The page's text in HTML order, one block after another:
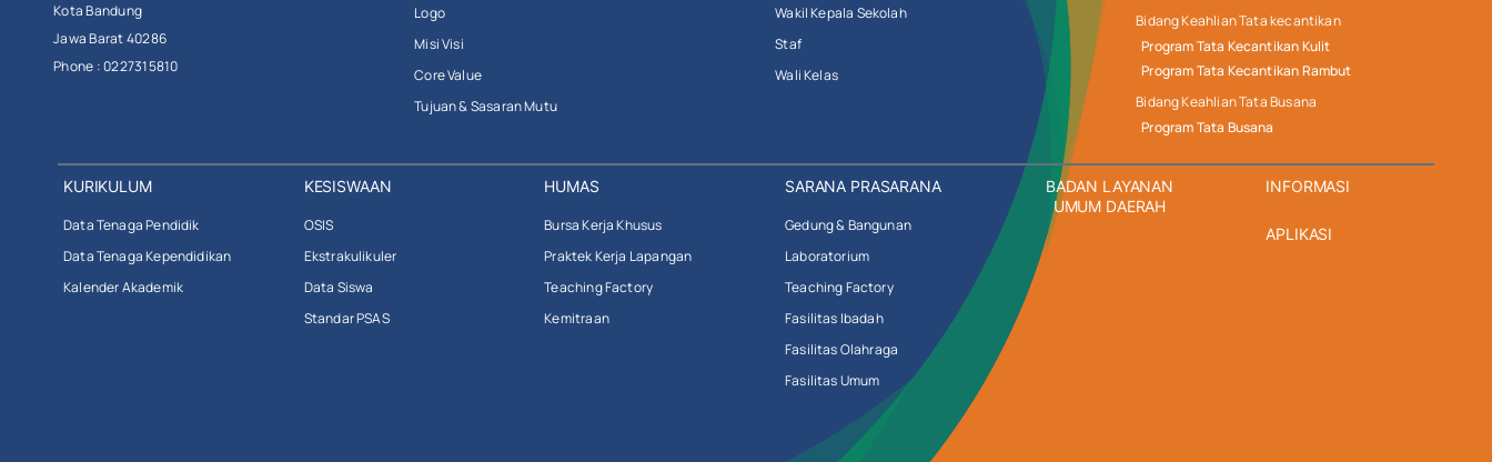
Kota Bandung
Jawa Barat 40286
Phone : 0227315810
Logo
Misi Visi
Core Value
Tujuan & Sasaran Mutu
Wakil Kepala Sekolah
Staf
Wali Kelas
Bidang Keahlian Tata kecantikan
Program Tata Kecantikan Kulit
Program Tata Kecantikan Rambut
Bidang Keahlian Tata Busana
Program Tata Busana
KURIKULUM
Data Tenaga Pendidik
Data Tenaga Kependidikan
Kalender Akademik
KESISWAAN
OSIS
Ekstrakulikuler
Data Siswa
Standar PSAS
HUMAS
Bursa Kerja Khusus
Praktek Kerja Lapangan
Teaching Factory
Kemitraan
SARANA PRASARANA
Gedung & Bangunan
Laboratorium
Teaching Factory
Fasilitas Ibadah
Fasilitas Olahraga
Fasilitas Umum
BADAN LAYANAN
UMUM DAERAH
INFORMASI
APLIKASI